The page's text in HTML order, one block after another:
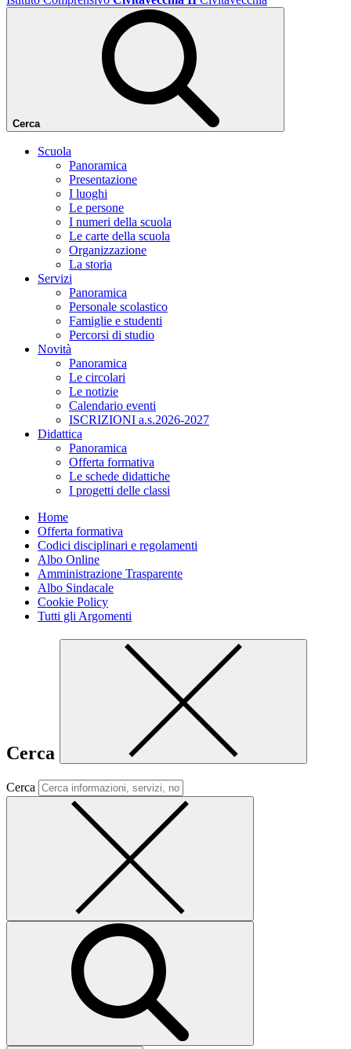
Cerca
Scuola
Panoramica
Presentazione
I luoghi
Le persone
I numeri della scuola
Le carte della scuola
Organizzazione
La storia
Servizi
Panoramica
Personale scolastico
Famiglie e studenti
Percorsi di studio
Novità
Panoramica
Le circolari
Le notizie
Calendario eventi
ISCRIZIONI a.s.2026-2027
Didattica
Panoramica
Offerta formativa
Le schede didattiche
I progetti delle classi
Home
Offerta formativa
Codici disciplinari e regolamenti
Albo Online
Amministrazione Trasparente
Albo Sindacale
Cookie Policy
Tutti gli Argomenti
Cerca
Cerca